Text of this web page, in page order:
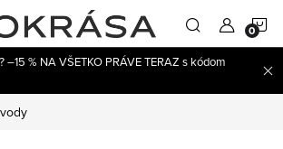
–15 % NA VŠETKO PRÁVE TERAZ s kódom